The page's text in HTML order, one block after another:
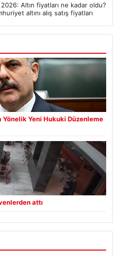
Altın fiyatları ne kadar oldu?
altını alış satış fiyatları
Yeni Hukuki Düzenleme
attı